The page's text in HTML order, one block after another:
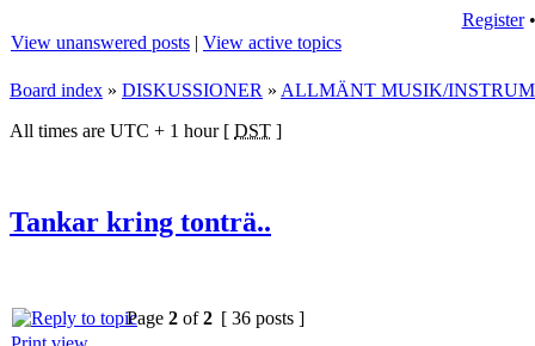
Register
View unanswered posts | View active topics
Board index » DISKUSSIONER » ALLMÄNT MUSIK/
All times are UTC + 1 hour [ DST ]
Tankar kring tonträ..
Page 2 of2 [ 36 posts ]